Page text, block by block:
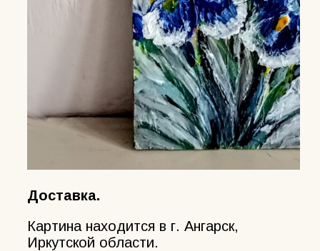
Доставка.
Картина находится в г. Ангарск,
Иркутской области.